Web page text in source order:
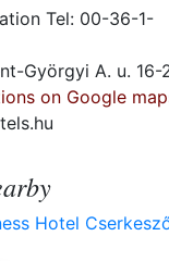
Tel: 00-36-1-
Györgyi A. u. 16-
on Google
Hotel